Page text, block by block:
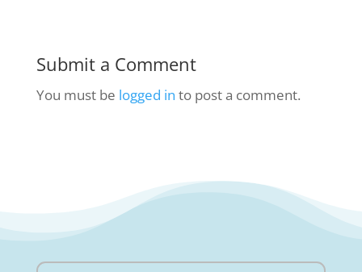
Submit a Comment
You must be logged in to post a comment.